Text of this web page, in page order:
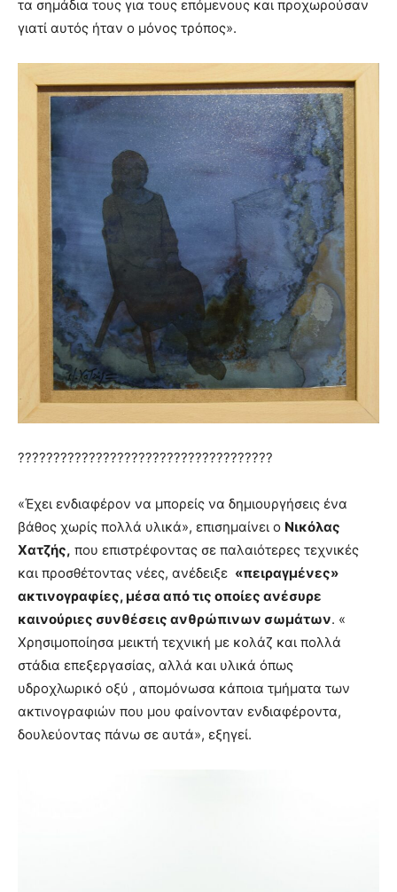
τα σημάδια τους για τους επόμενους και προχωρούσαν
γιατί αυτός ήταν ο μόνος τρόπος».
????????????????????????????????????
«Έχει ενδιαφέρον να μπορείς να δημιουργήσεις ένα
βάθος χωρίς πολλά υλικά», επισημαίνει ο Νικόλας
Χατζής, που επιστρέφοντας σε παλαιότερες τεχνικές
και προσθέτοντας νέες, ανέδειξε «πειραγμένες»
ακτινογραφίες, μέσα από τις οποίες ανέσυρε
καινούριες συνθέσεις ανθρώπινων σωμάτων. «
Χρησιμοποίησα μεικτή τεχνική με κολάζ και πολλά
στάδια επεξεργασίας, αλλά και υλικά όπως
υδροχλωρικό οξύ , απομόνωσα κάποια τμήματα των
ακτινογραφιών που μου φαίνονταν ενδιαφέροντα,
δουλεύοντας πάνω σε αυτά», εξηγεί.